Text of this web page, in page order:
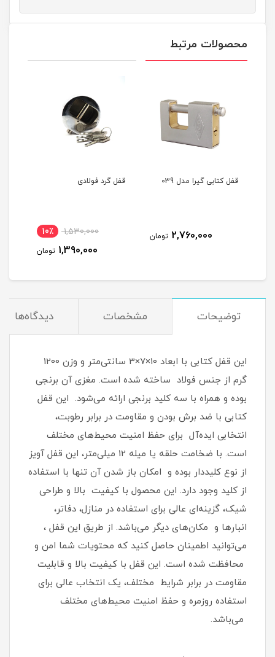
محصولات مرتبط
قفل کتابی گیرا مدل 039
2,760,000 تومان
قفل گرد فولادی
1,530,000 10٪
1,390,000 تومان
توضیحات مشخصات دیدگاه‌ها
این قفل کتابی با ابعاد 10×7×3 سانتی‌متر و وزن 1200
گرم از جنس فولاد ساخته شده است. مغزی آن برنجی
بوده و همراه با سه کلید برنجی ارائه می‌شود. این قفل
کتابی با ضد برش بودن و مقاومت در برابر رطوبت،
انتخابی ایده‌آل برای حفظ امنیت محیط‌های مختلف
است. با ضخامت حلقه یا میله 12 میلی‌متر، این قفل آویز
از نوع کلیددار بوده و امکان باز شدن آن تنها با استفاده
از کلید وجود دارد. این محصول با کیفیت بالا و طراحی
شیک، گزینه‌ای عالی برای استفاده در منازل، دفاتر،
انبارها و مکان‌های دیگر می‌باشد. از طریق این قفل ،
می‌توانید اطمینان حاصل کنید که محتویات شما امن و
محافظت شده است. این قفل با کیفیت بالا و قابلیت
مقاومت در برابر شرایط مختلف، یک انتخاب عالی برای
استفاده روزمره و حفظ امنیت محیط‌های مختلف
می‌باشد.